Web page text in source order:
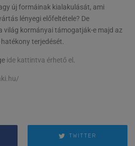
új formáinak kialakulását, ami
lényegi előfeltétele? De
világ kormányai támogatják-e majd az
terjedését.
ide kattintva érhető el .
TWITTER